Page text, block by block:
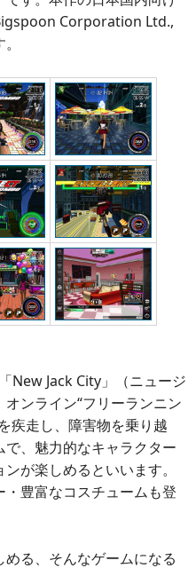
Corporation Ltd.,
New Jack City」（ニュージ
ンライン“フリーランニン
疾走し、障害物を乗り越
、魅力的なキャラクター
が楽しめるといいます。
豊富なコスチュームも登
る、そんなゲームになる